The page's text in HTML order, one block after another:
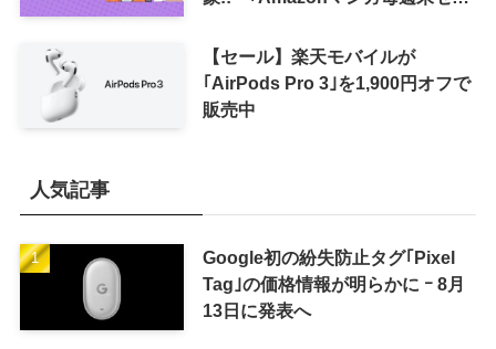
【セール】楽天モバイルが
｢AirPods Pro 3｣を1,900円オフで
販売中
人気記事
Google初の紛失防止タグ｢Pixel
Tag｣の価格情報が明らかに ｰ 8月
13日に発表へ